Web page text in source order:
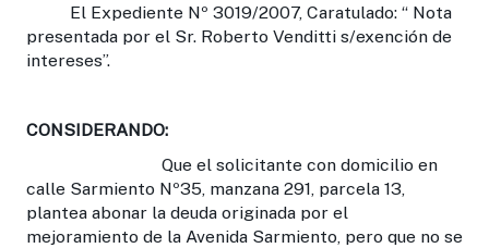
El Expediente Nº 3019/2007, Caratulado: “ Nota
presentada por el Sr. Roberto Venditti s/exención de
intereses”.
CONSIDERANDO:
Que el solicitante con domicilio en
calle Sarmiento Nº35, manzana 291, parcela 13,
plantea abonar la deuda originada por el
mejoramiento de la Avenida Sarmiento, pero que no se